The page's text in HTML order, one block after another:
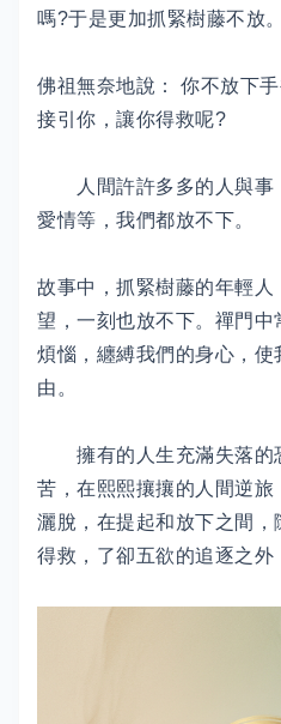
嗎?于是更加抓緊樹藤不放。
佛祖無奈地說： 你不放下
接引你，讓你得救呢?
人間許許多多的人與事
愛情等，我們都放不下。
故事中，抓緊樹藤的年輕
望，一刻也放不下。禪門
煩惱，纏縛我們的身心，使
由。
擁有的人生充滿失落的
苦，在熙熙攘攘的人間逆
灑脫，在提起和放下之間，
得救，了卻五欲的追逐之外